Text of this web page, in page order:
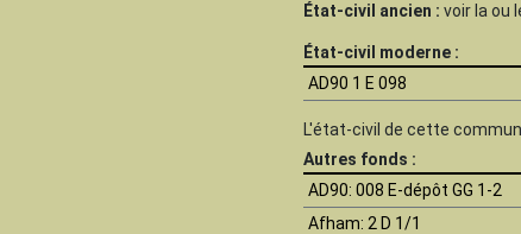
État-civil ancien : voir la ou
État-civil moderne :
AD90 1 E 098
L'état-civil de cette
Autres fonds :
AD90: 008 E-dépôt GG 1-2
Afham: 2 D 1/1